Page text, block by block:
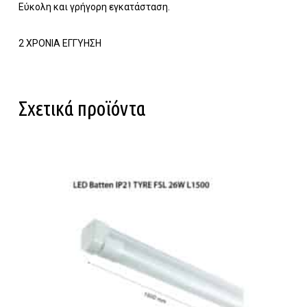
Εύκολη και γρήγορη εγκατάσταση.
2 ΧΡΟΝΙΑ ΕΓΓΥΗΣΗ
Σχετικά προϊόντα